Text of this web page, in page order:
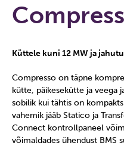
Küttele kuni 12 MW ja
Compresso on täpne
kütte, päikesekütte ja veega
sobilik kui tähtis on
vahemik jääb Statico ja
Connect kontrollpaneel
võimaldades ühendust BMS